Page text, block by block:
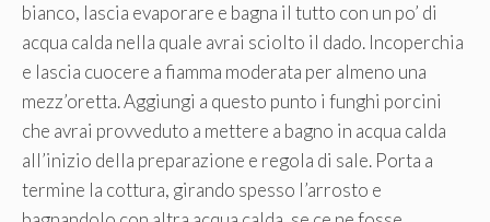
bianco, lascia evaporare e bagna il tutto con un po’ di
acqua calda nella quale avrai sciolto il dado. Incoperchia
e lascia cuocere a fiamma moderata per almeno una
mezz’oretta. Aggiungi a questo punto i funghi porcini
che avrai provveduto a mettere a bagno in acqua calda
all’inizio della preparazione e regola di sale. Porta a
termine la cottura, girando spesso l’arrosto e